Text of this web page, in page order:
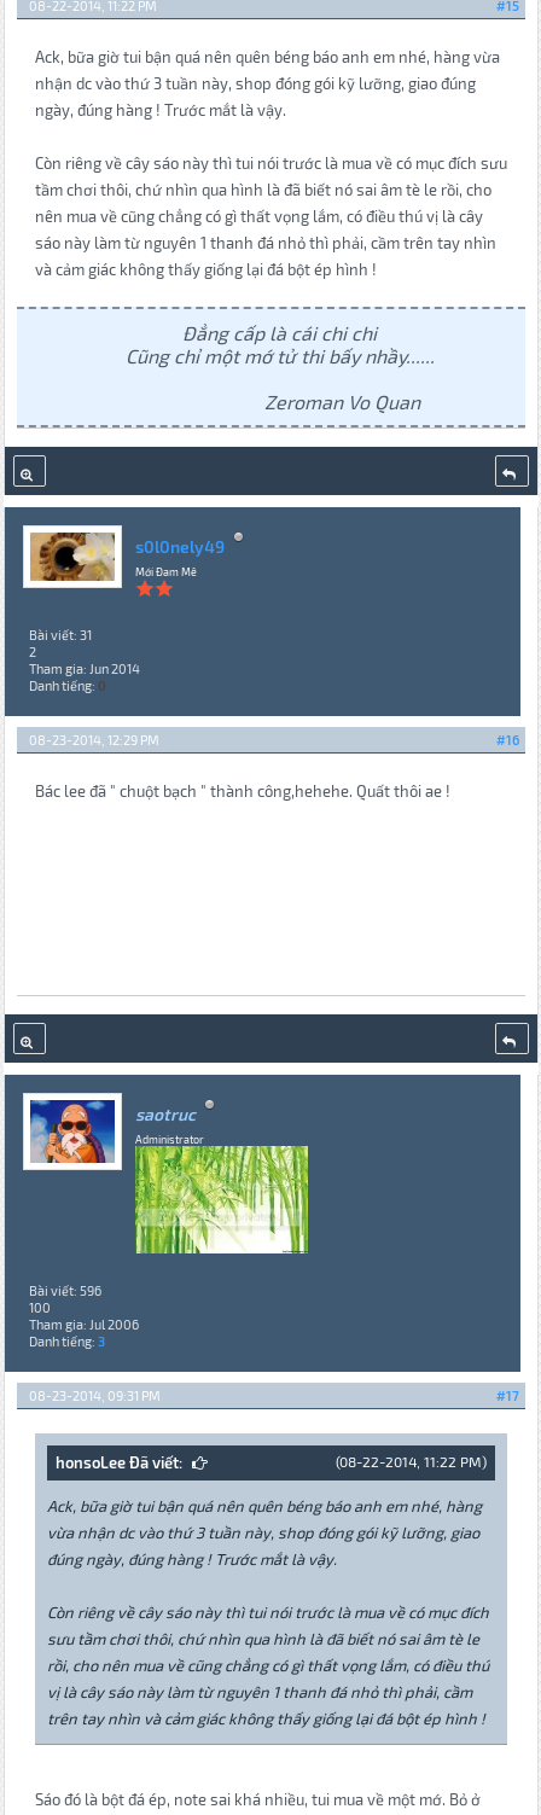
#15
08-22-2014, 11:22 PM
Ack, bữa giờ tui bận quá nên quên béng báo anh em nhé, hàng vừa
nhận dc vào thứ 3 tuần này, shop đóng gói kỹ lưỡng, giao đúng
ngày, đúng hàng ! Trước mắt là vậy.
Còn riêng về cây sáo này thì tui nói trước là mua về có mục đích sưu
tầm chơi thôi, chứ nhìn qua hình là đã biết nó sai âm tè le rồi, cho
nên mua về cũng chẳng có gì thất vọng lắm, có điều thú vị là cây
sáo này làm từ nguyên 1 thanh đá nhỏ thì phải, cầm trên tay nhìn
và cảm giác không thấy giống lại đá bột ép hình !
Đẳng cấp là cái chi chi
Cũng chỉ một mớ tử thi bấy nhầy......
Zeroman Vo Quan
s0l0nely49
Mới Đam Mê
Bài viết: 31
2
Tham gia: Jun 2014
Danh tiếng: 0
#16
08-23-2014, 12:29 PM
Bác lee đã " chuột bạch " thành công,hehehe. Quất thôi ae !
saotruc
Administrator
Bài viết: 596
100
Tham gia: Jul 2006
Danh tiếng: 3
#17
08-23-2014, 09:31 PM
(08-22-2014, 11:22 PM)
honsoLee Đã viết:
Ack, bữa giờ tui bận quá nên quên béng báo anh em nhé, hàng
vừa nhận dc vào thứ 3 tuần này, shop đóng gói kỹ lưỡng, giao
đúng ngày, đúng hàng ! Trước mắt là vậy.
Còn riêng về cây sáo này thì tui nói trước là mua về có mục đích
sưu tầm chơi thôi, chứ nhìn qua hình là đã biết nó sai âm tè le
rồi, cho nên mua về cũng chẳng có gì thất vọng lắm, có điều thú
vị là cây sáo này làm từ nguyên 1 thanh đá nhỏ thì phải, cầm
trên tay nhìn và cảm giác không thấy giống lại đá bột ép hình !
Sáo đó là bột đá ép, note sai khá nhiều, tui mua về một mớ. Bỏ ở